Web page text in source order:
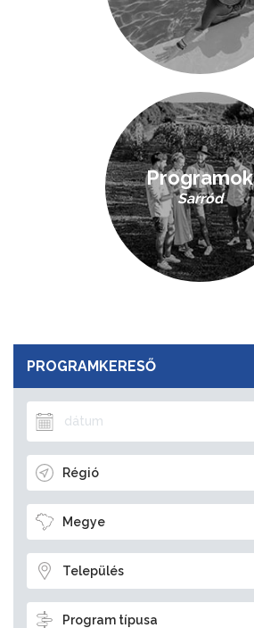
PROGRAMKERESŐ
Régió
Megye
Település
Program típusa
Programok
Sarród